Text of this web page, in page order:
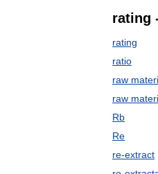
rating
rating
ratio
raw
raw
Rb
Re
re-extract